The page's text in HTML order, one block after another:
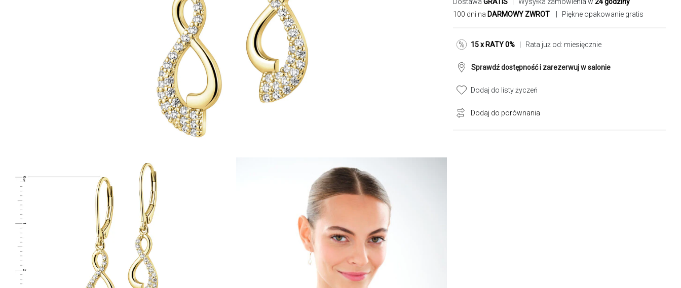
100 dni na DARMOWY ZWROT | Piękne opakowanie gratis
15 x RATY 0% | Rata już od: miesięcznie
Sprawdź dostępność i zarezerwuj w salonie
Dodaj do listy życzeń
Dodaj do porównania